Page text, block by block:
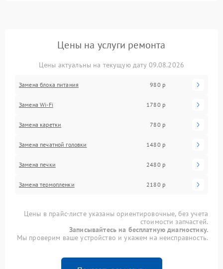
Цены на услуги ремонта
Цены актуальны на текущую дату 09.08.2026
Замена блока питания 980 р
Замена Wi-Fi 1780 р
Замена каретки 780 р
Замена печатной головки 1480 р
Замена печки 2480 р
Замена термопленки 2180 р
Цены в прайс-листе указаны ориентировочные, без учета
стоимости запчастей.
Записывайтесь на бесплатную диагностику.
Мы проверим ваше устройство и укажем на неисправность.